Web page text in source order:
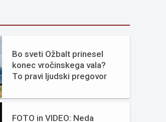
Bo sveti Ožbalt prinesel
konec vročinskega vala?
To pravi ljudski pregovor
FOTO in VIDEO: Neda